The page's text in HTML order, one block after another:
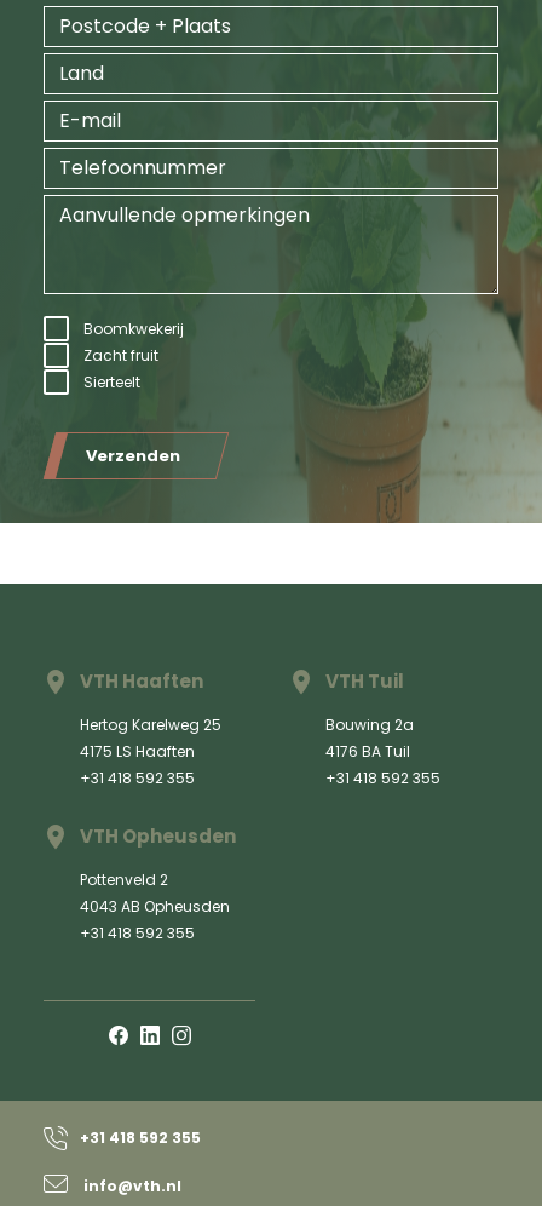
Boomkwekerij
Zacht fruit
Sierteelt
Verzenden
VTH Haaften
Hertog Karelweg 25
4175 LS Haaften
+31 418 592 355
VTH Tuil
Bouwing 2a
4176 BA Tuil
+31 418 592 355
VTH Opheusden
Pottenveld 2
4043 AB Opheusden
+31 418 592 355
+31 418 592 355
info@vth.nl